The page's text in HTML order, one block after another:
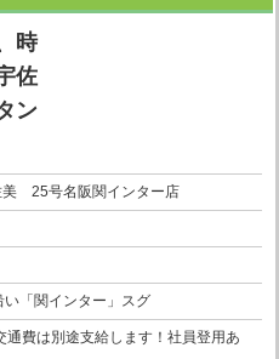
時
佐
ン
美 25号名阪関インター店
「関インター」スグ
費は別途支給します！社員登用あ